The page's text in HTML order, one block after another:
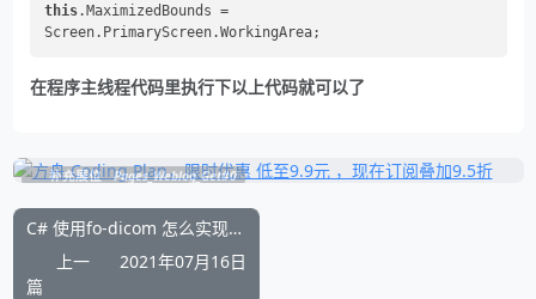
this.MaximizedBounds =
在程序主线程代码里执行下以上代码就可以了
补充展位 Pages_Weblog_Get#0
C# 使用fo-dicom 怎么实现StroreScu发送电子影像原图文件例子
上一
篇
2021年07月16日